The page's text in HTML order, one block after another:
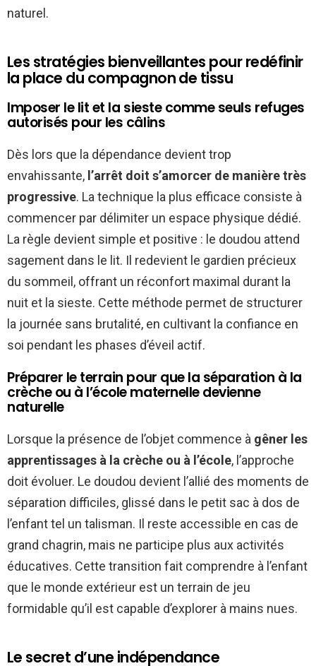
naturel.
Les stratégies bienveillantes pour redéfinir
la place du compagnon de tissu
Imposer le lit et la sieste comme seuls refuges
autorisés pour les câlins
Dès lors que la dépendance devient trop
envahissante, l’arrêt doit s’amorcer de manière très
progressive. La technique la plus efficace consiste à
commencer par délimiter un espace physique dédié.
La règle devient simple et positive : le doudou attend
sagement dans le lit. Il redevient le gardien précieux
du sommeil, offrant un réconfort maximal durant la
nuit et la sieste. Cette méthode permet de structurer
la journée sans brutalité, en cultivant la confiance en
soi pendant les phases d’éveil actif.
Préparer le terrain pour que la séparation à la
crèche ou à l’école maternelle devienne
naturelle
Lorsque la présence de l’objet commence à gêner les
apprentissages à la crèche ou à l’école, l’approche
doit évoluer. Le doudou devient l’allié des moments de
séparation difficiles, glissé dans le petit sac à dos de
l’enfant tel un talisman. Il reste accessible en cas de
grand chagrin, mais ne participe plus aux activités
éducatives. Cette transition fait comprendre à l’enfant
que le monde extérieur est un terrain de jeu
formidable qu’il est capable d’explorer à mains nues.
Le secret d’une indépendance